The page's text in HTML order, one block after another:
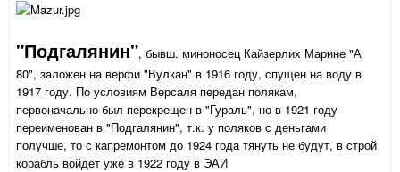
"Подгалянин", бывш. миноносец Кайзерлих Марине "А
80", заложен на верфи "Вулкан" в 1916 году, спущен на воду в
1917 году. По условиям Версаля передан полякам,
первоначально был перекрещен в "Гураль", но в 1921 году
переименован в "Подгалянин", т.к. у поляков с деньгами
получше, то с капремонтом до 1924 года тянуть не будут, в строй
корабль войдет уже в 1922 году в ЭАИ